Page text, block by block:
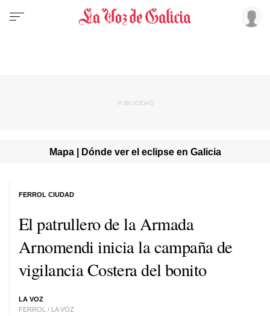
Mapa | Dónde ver el eclipse en Galicia
El patrullero de la Armada
Arnomendi inicia la campaña de
vigilancia Costera del bonito
LA VOZ
FERROL / LA VOZ
FERROL CIUDAD